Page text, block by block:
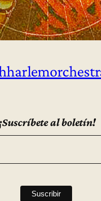
¡Suscríbete al boletín!